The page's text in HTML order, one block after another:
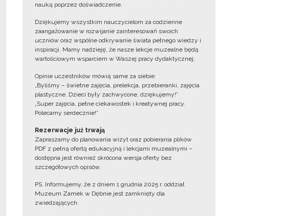
nauką poprzez doświadczenie.
Dziękujemy wszystkim nauczycielom za codzienne
zaangażowanie w rozwijanie zainteresowań swoich
uczniów oraz wspólne odkrywanie świata pełnego wiedzy i
inspiracji. Mamy nadzieję, że nasze lekcje muzealne będą
wartościowym wsparciem w Waszej pracy dydaktycznej.
Opinie uczestników mówią same za siebie:
„Byliśmy – świetne zajęcia, prelekcja, przebieranki, zajęcia
plastyczne. Dzieci były zachwycone, dziękujemy!”
„Super zajęcia, pełne ciekawostek i kreatywnej pracy.
Polecamy serdecznie!”
Rezerwacje już trwają
Zapraszamy do planowania wizyt oraz pobierania plików
PDF z pełną ofertą edukacyjną i lekcjami muzealnymi –
dostępna jest również skrócona wersja oferty bez
szczegółowych opisów.
PS. Informujemy, że z dniem 1 grudnia 2025 r. oddział
Muzeum Zamek w Dębnie jest zamknięty dla
zwiedzających.